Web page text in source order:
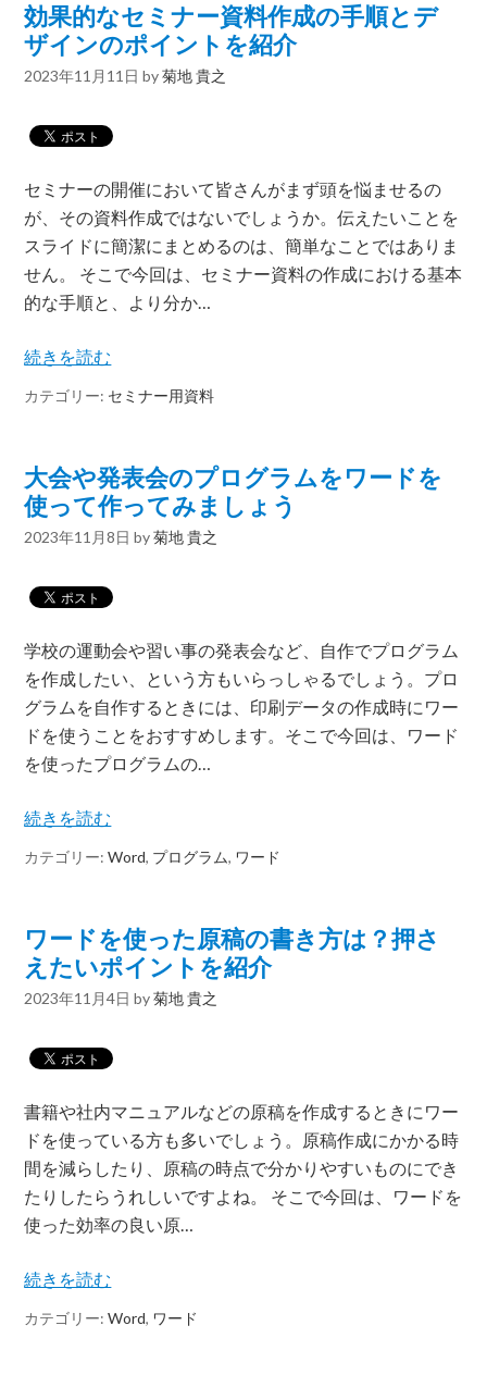
効果的なセミナー資料作成の手順とデ
ザインのポイントを紹介
2023年11月11日 by菊地 貴之
セミナーの開催において皆さんがまず頭を悩ませるの
が、その資料作成ではないでしょうか。伝えたいことを
スライドに簡潔にまとめるのは、簡単なことではありま
せん。 そこで今回は、セミナー資料の作成における基本
的な手順と、より分か…
続きを読む
カテゴリー: セミナー用資料
大会や発表会のプログラムをワードを
使って作ってみましょう
2023年11月8日 by菊地 貴之
学校の運動会や習い事の発表会など、自作でプログラム
を作成したい、という方もいらっしゃるでしょう。プロ
グラムを自作するときには、印刷データの作成時にワー
ドを使うことをおすすめします。そこで今回は、ワード
を使ったプログラムの…
続きを読む
カテゴリー:Word, プログラム, ワード
ワードを使った原稿の書き方は？押さ
えたいポイントを紹介
2023年11月4日 by菊地 貴之
書籍や社内マニュアルなどの原稿を作成するときにワー
ドを使っている方も多いでしょう。原稿作成にかかる時
間を減らしたり、原稿の時点で分かりやすいものにでき
たりしたらうれしいですよね。 そこで今回は、ワードを
使った効率の良い原…
続きを読む
カテゴリー:Word, ワード